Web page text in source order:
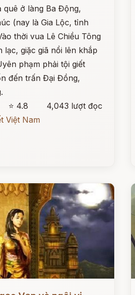
quê ở làng Ba Động,
(nay là Gia Lộc, tỉnh
thời vua Lê Chiều Tông
lạc, giặc giã nổi lên khắp
phạm phải tội giết
đến trấn Đại Đồng,
⭐ 4.8
4,043 lượt đọc
Việt Nam